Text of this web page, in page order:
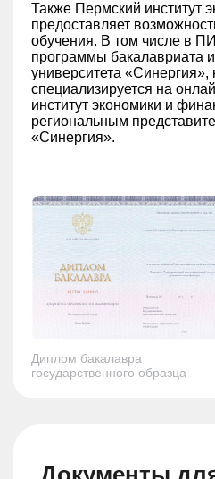
Также Пермский институт
предоставляет
обучения. В том числе в
программы бакалавриата
университета «Синергия»,
специализируется на
институт экономики и
региональным
«Синергия».
Диплом бакалавра
государственного образца